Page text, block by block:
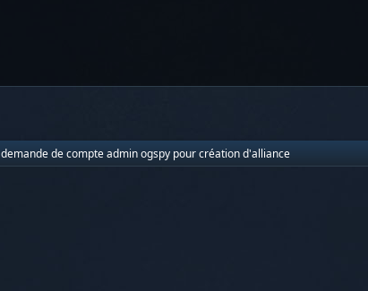
demande de compte admin ogspy pour création d'alliance